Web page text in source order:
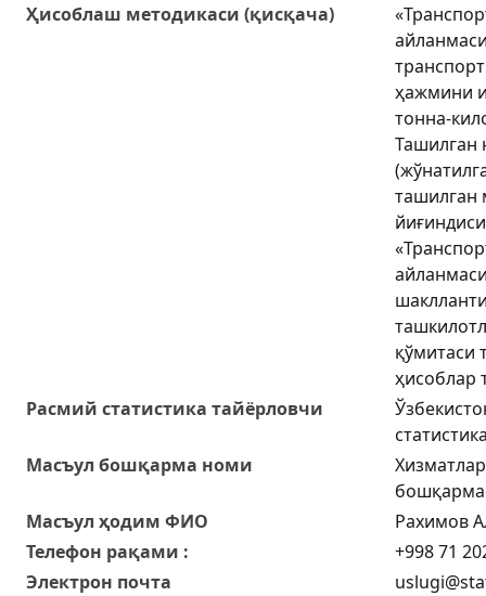
Ҳисоблаш методикаси (қисқача)
ҳажмини
тонна-
Ташилган
ташилган
қўмитаси
ҳисоблар
Расмий статистика тайёрловчи
Масъул бошқарма номи
Масъул ҳодим ФИО
Рахимов
Телефон рақами :
+998 71
Электрон почта